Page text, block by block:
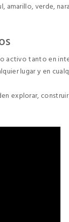
amarillo, verde,
activo tanto en
lugar y en
explorar,